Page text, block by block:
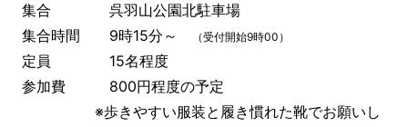
集合 呉羽山公園北駐車場
集合時間 9時15分～
（受付開始9時00）
定員 15名程度
参加費 800円程度の予定
※歩きやすい服装と履き慣れた靴でお願いし